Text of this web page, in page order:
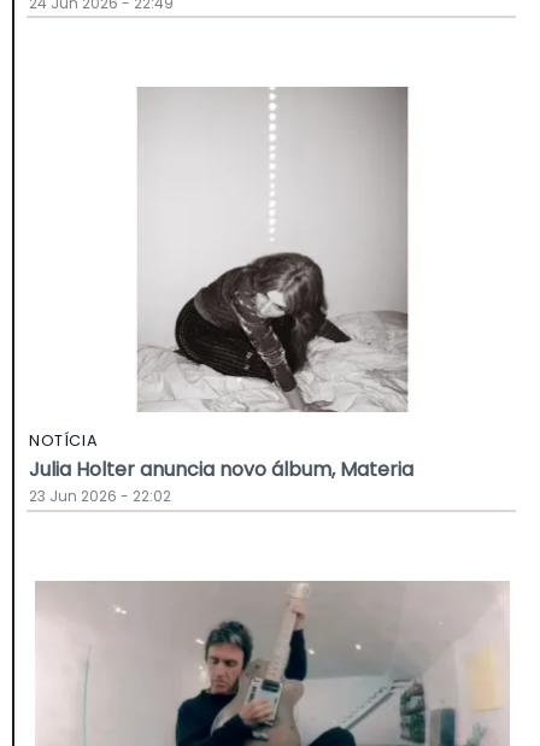
NOTÍCIA
Julia Holter anuncia novo álbum, Materia
23 Jun 2026 - 22:02